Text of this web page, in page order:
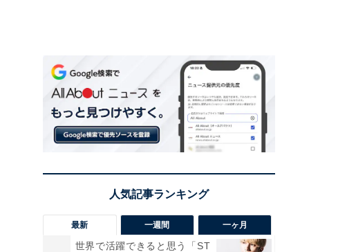
最新 一週間 一ヶ月
世界で活躍できると思う「ST